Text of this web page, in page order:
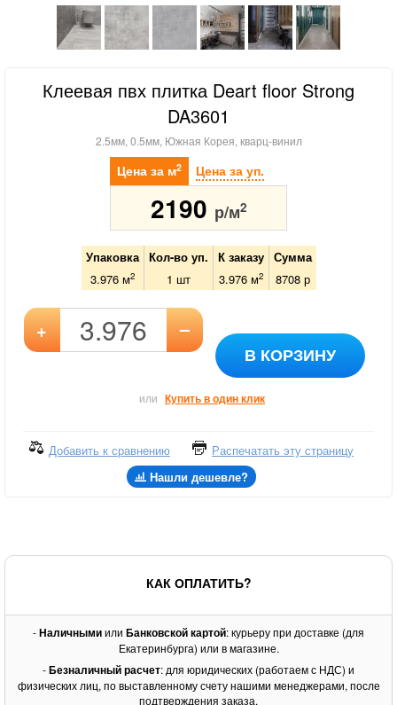
Клеевая пвх плитка Deart floor Strong
DA3601
2.5мм, 0.5мм, Южная Корея, кварц-винил
Цена за м2 Цена за уп.
2190 р/м2
Упаковка Кол-во уп. К заказу
Сумма
3.976 м2 1 шт 3.976м2 8708р
+ –
В КОРЗИНУ
или Купить в один клик
Добавить к сравнению
Распечатать эту страницу
Нашли дешевле?
КАК ОПЛАТИТЬ?
-Наличнымиили Банковской картой: курьеру при доставке (для
Екатеринбурга) или в магазине.
-Безналичный расчет: для юридических (работаем с НДС) и
физических лиц, по выставленному счету нашими менеджерами, после
подтверждения заказа.